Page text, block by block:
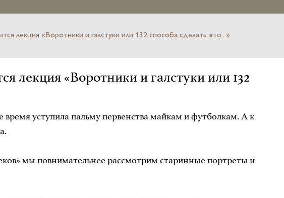
«Воротники и галстуки или 132 способа сделать это...»
«Воротники и галстуки или 132
уступила пальму первенства майкам и футболкам. А к
мы повнимательнее рассмотрим старинные портреты и